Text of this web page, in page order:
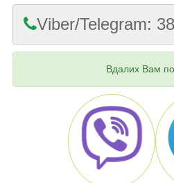
Viber/Telegram:
Вдалих Вам